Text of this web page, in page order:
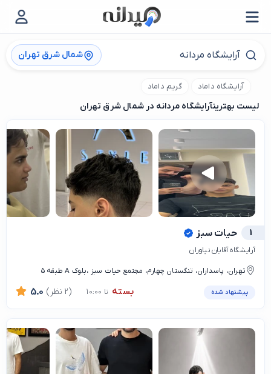
شمال شرق تهران
آرایشگاه داماد گریم داماد
لیست بهترینآرایشگاه مردانه در شمال شرق تهران
1 حیات سبز
آرایشگاه آقایان نیاوران
تهران، پاسداران، تنگستان چهارم، مجتمع حیات سبز ،بلوک A طبقه ۵
پیشنهاد شده بسته تا 10:00 5.0 (2 نظر)